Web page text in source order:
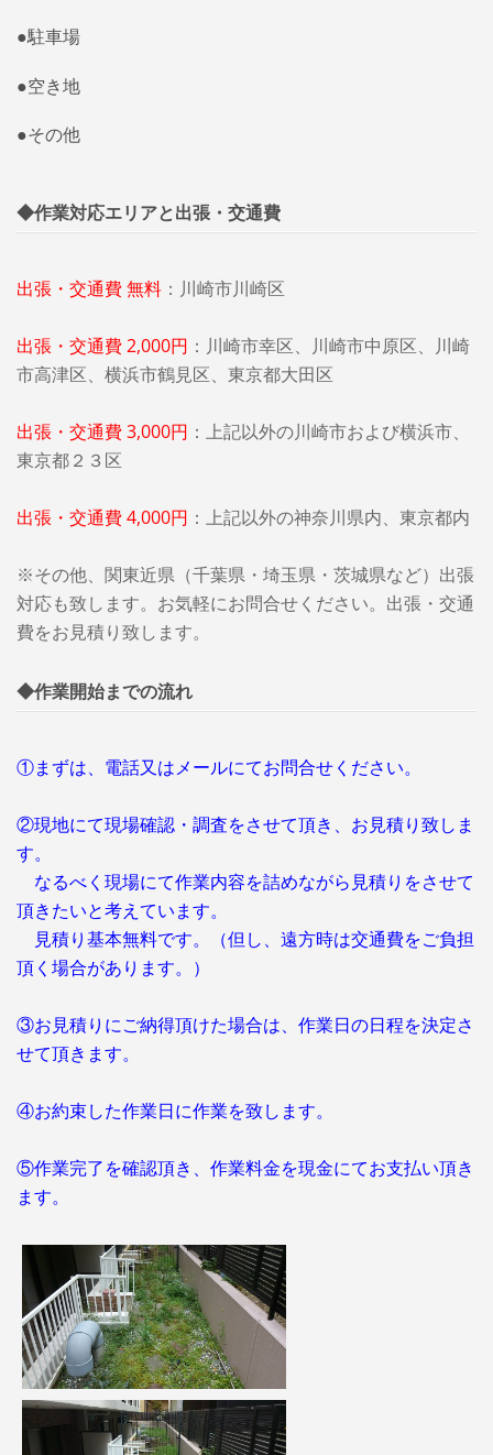
●駐車場
●空き地
●その他
◆作業対応エリアと出張・交通費
出張・交通費 無料：川崎市川崎区
出張・交通費 2,000円 ：川崎市幸区、川崎市中原区、 川崎
市高津区、横浜市鶴見区、 東京都大田区
出張・交通費 3,000円 ： 上記以外の川崎市および横浜市、
東京都２３区
出張・交通費 4,000円 ： 上記以外の神奈川県内、東京都内
※その他、関東近県（千葉県・埼玉県・茨城県など）出張
対応も致します。お気軽にお問合せください。出張・交通
費をお見積り致します。
◆作業開始までの流れ
①まずは、電話又はメールにてお問合せください。
②現地にて現場確認・調査をさせて頂き、お見積り致しま
す。
なるべく現場にて作業内容を詰めながら見積りをさせて
頂きたいと考えています。
見積り基本無料です。（但し、遠方時は交通費をご負担
頂く場合があります。）
③お見積りにご納得頂けた場合は、作業日の日程を決定さ
せて頂きます。
④お約束した作業日に作業を致します。
⑤作業完了を確認頂き、作業料金を現金にてお支払い頂き
ます。